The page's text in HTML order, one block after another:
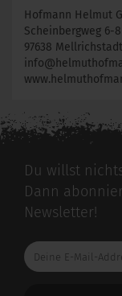
Hofmann Helmut
Scheinbergweg 6-8
97638
Du willst
Dann
Newsletter!
Deine
E-